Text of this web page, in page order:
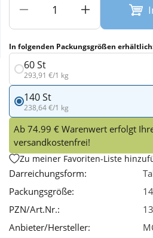
Tierbedarf
Wellness
In folgenden Packungsgrößen
60 St
293,91 €/1 kg
140 St
238,64 €/1 kg
Ab 74.99 € Warenwert erfolgt
versandkostenfrei!
Zu meiner Favoriten-Liste
Darreichungsform:
Packungsgröße:
PZN/Art.Nr.:
Anbieter/Hersteller: